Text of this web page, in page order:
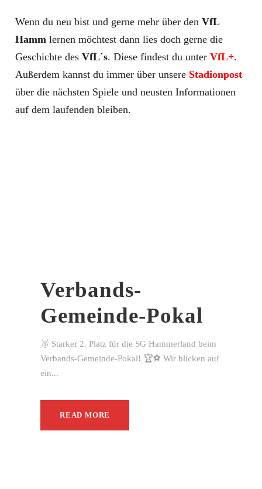
Wenn du neu bist und gerne mehr über den VfL
Hamm lernen möchtest dann lies doch gerne die
Geschichte des VfL´s. Diese findest du unter VfL+.
Außerdem kannst du immer über unsere Stadionpost
über die nächsten Spiele und neusten Informationen
auf dem laufenden bleiben.
Verbands-
Gemeinde-Pokal
🥈 Starker 2. Platz für die SG Hammerland beim
Verbands-Gemeinde-Pokal! 🏆⚽ Wir blicken auf
ein...
READ MORE